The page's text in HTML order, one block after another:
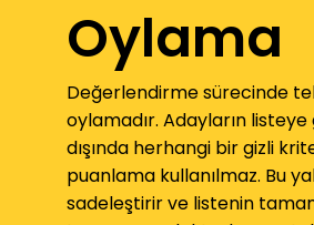
Oylama
Değerlendirme sürecinde
oylamadır. Adayların
dışında herhangi bir gizli
puanlama kullanılmaz. Bu
sadeleştirir ve listenin